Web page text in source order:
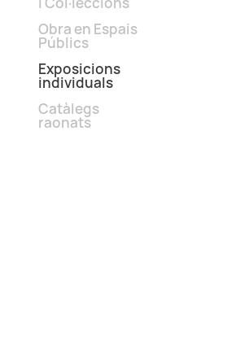
Obra en Espais
Públics
Exposicions
individuals
Catàlegs
raonats